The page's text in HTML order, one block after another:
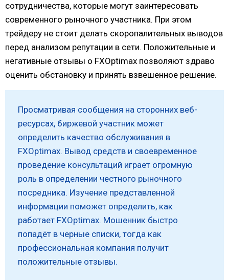
сотрудничества, которые могут заинтересовать
современного рыночного участника. При этом
трейдеру не стоит делать скоропалительных выводов
перед анализом репутации в сети. Положительные и
негативные отзывы о FXOptimax позволяют здраво
оценить обстановку и принять взвешенное решение.
Просматривая сообщения на сторонних веб-
ресурсах, биржевой участник может
определить качество обслуживания в
FXOptimax. Вывод средств и своевременное
проведение консультаций играет огромную
роль в определении честного рыночного
посредника. Изучение представленной
информации поможет определить, как
работает FXOptimax. Мошенник быстро
попадёт в черные списки, тогда как
профессиональная компания получит
положительные отзывы.